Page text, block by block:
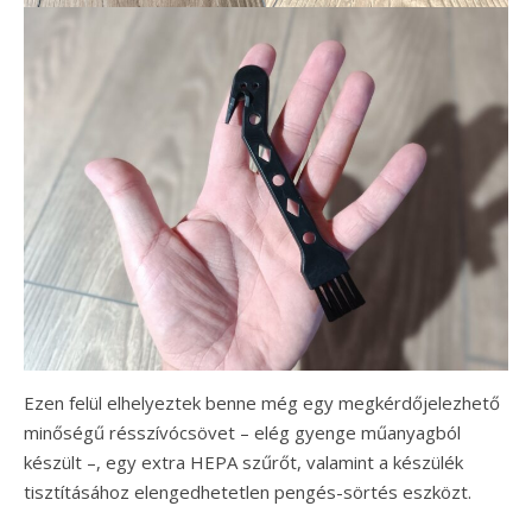
Ezen felül elhelyeztek benne még egy megkérdőjelezhető
minőségű résszívócsövet – elég gyenge műanyagból
készült –, egy extra HEPA szűrőt, valamint a készülék
tisztításához elengedhetetlen pengés-sörtés eszközt.